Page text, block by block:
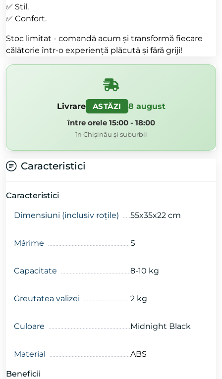
✅ Stil.
✅ Confort.
Stoc limitat - comandă acum și transformă fiecare
călătorie într-o experiență plăcută și fără griji!
Livrare ASTĂZI
8 august
între orele 15:00 - 18:00
în Chișinău și suburbii
Caracteristici
Caracteristici
Dimensiuni (inclusiv roțile) 55x35x22 cm
Mǎrime S
Capacitate 8-10 kg
Greutatea valizei 2 kg
Culoare Midnight Black
Material ABS
Beneficii